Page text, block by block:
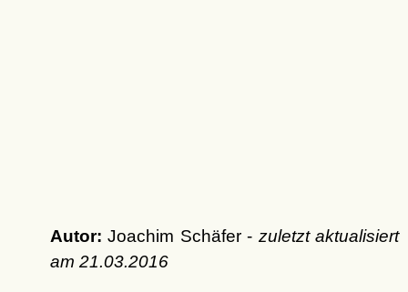
Autor: Joachim Schäfer - zuletzt aktualisiert
am 21.03.2016